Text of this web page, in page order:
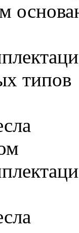
типов